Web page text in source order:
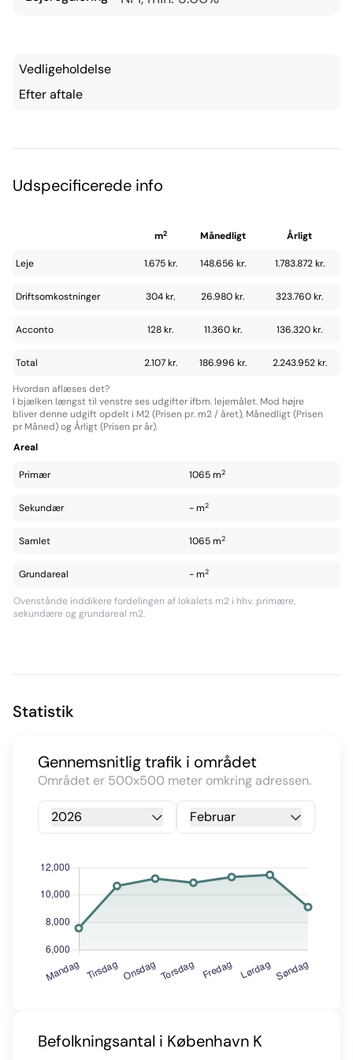
Vedligeholdelse
Efter aftale
Udspecificerede info
m2 Månedligt Årligt
Leje 1.675 kr. 148.656 kr. 1.783.872 kr.
Driftsomkostninger 304 kr. 26.980 kr. 323.760 kr.
Acconto 128 kr. 11.360 kr. 136.320 kr.
Total 2.107 kr. 186.996 kr. 2.243.952 kr.
Hvordan aflæses det?
I bjælken længst til venstre ses udgifter ifbm. lejemålet. Mod højre
bliver denne udgift opdelt i M2 (Prisen pr. m2 / året), Månedligt (Prisen
pr Måned) og Årligt (Prisen pr år).
Areal
Primær 1065 m2
Sekundær - m2
Samlet 1065 m2
Grundareal - m2
Ovenstånde inddikere fordelingen af lokalets m2 i hhv. primære,
sekundære og grundareal m2.
Statistik
Gennemsnitlig trafik i området
Området er 500x500 meter omkring adressen.
2026 Februar
Befolkningsantal i København K